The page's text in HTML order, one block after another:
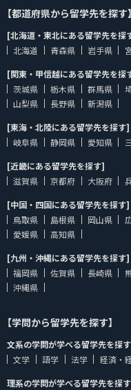
【都道府県から留学先を探す】
[北海道・東北にある留学先を探
北海道
青森県 岩手県
[関東・甲信越にある留学先を探
茨城県
栃木県 群馬県
山梨県
長野県
新潟県
[東海・北陸にある留学先を探す]
岐阜県
静岡県 愛知県
[近畿にある留学先を探す]
滋賀県
京都府 大阪府
[中国・四国にある留学先を探す]
鳥取県
島根県 岡山県
愛媛県
高知県
[九州・沖縄にある留学先を探す]
福岡県
佐賀県 長崎県
沖縄県
【学問から留学先を探す】
文系の学問が学べる留学先を探す
文学
語学 法学 経済・
理系の学問が学べる留学先を探す